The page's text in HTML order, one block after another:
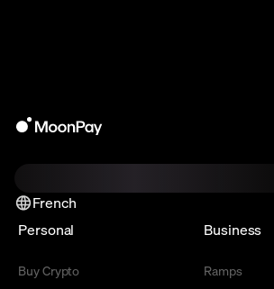
French
Personal
Buy Crypto
Business
Ramps